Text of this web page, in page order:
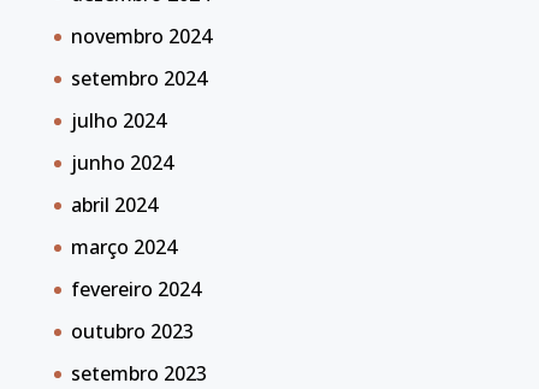
novembro 2024
setembro 2024
julho 2024
junho 2024
abril 2024
março 2024
fevereiro 2024
outubro 2023
setembro 2023